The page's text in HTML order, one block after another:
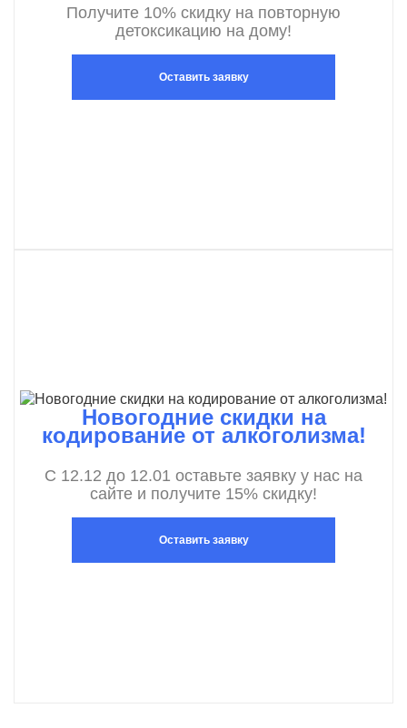
Получите 10% скидку на повторную
детоксикацию на дому!
Оставить заявку
Новогодние скидки на
кодирование от алкоголизма!
С 12.12 до 12.01 оставьте заявку у нас на
сайте и получите 15% скидку!
Оставить заявку